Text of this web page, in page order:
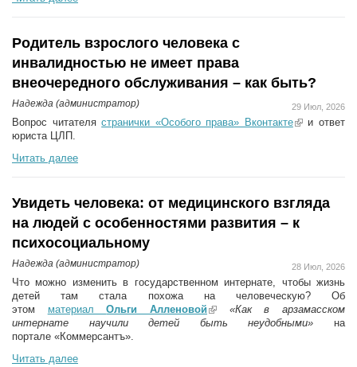
Родитель взрослого человека с
инвалидностью не имеет права
внеочередного обслуживания – как быть?
29 Июл, 2026
Надежда (администратор)
Вопрос читателястранички «Особого права» Вконтакте(link is
и ответ
юриста ЦЛП.
Читать далее
Увидеть человека: от медицинского взгляда
на людей с особенностями развития – к
психосоциальному
28 Июл, 2026
Надежда (администратор)
Что можно изменить в государственном интернате, чтобы жизнь
детей там стала похожа на человеческую? Об
этом материалОльги Алленовой (link is external)
«Как в арзамасском
интернате научили детей быть неудобными» на
портале «Коммерсантъ».
Читать далее